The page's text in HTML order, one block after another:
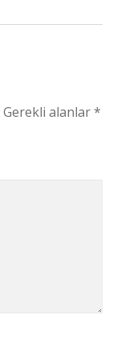
Gerekli alanlar*